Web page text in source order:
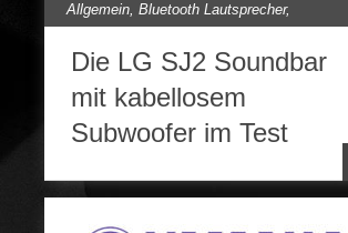
Allgemein,Bluetooth Lautsprecher,
Die LG SJ2 Soundbar
mit kabellosem
Subwoofer im Test